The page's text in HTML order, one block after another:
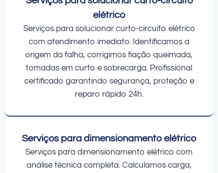
elétrico
Serviços para solucionar curto-circuito elétrico
com atendimento imediato. Identificamos a
origem da falha, corrigimos fiação queimada,
tomadas em curto e sobrecarga. Profissional
certificado garantindo segurança, proteção e
reparo rápido 24h.
Serviços para dimensionamento elétrico
Serviços para dimensionamento elétrico com
análise técnica completa. Calculamos carga,